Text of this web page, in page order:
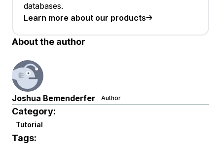
databases.
Learn more about our products
About the author
Joshua Bemenderfer Author
Category:
Tutorial
Tags: